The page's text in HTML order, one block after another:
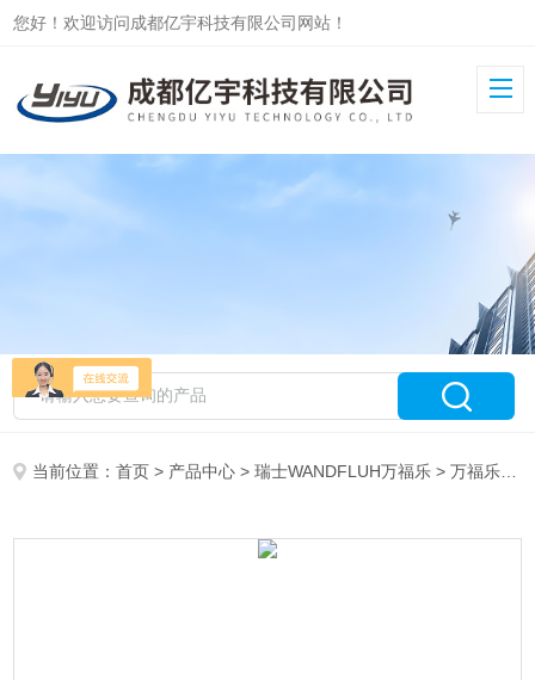
您好！欢迎访问成都亿宇科技有限公司网站！
当前位置：首页 > 产品中心 >瑞士WANDFLUH万福乐 >万福乐电磁阀